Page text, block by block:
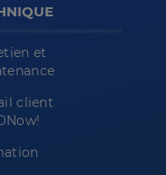
et
client